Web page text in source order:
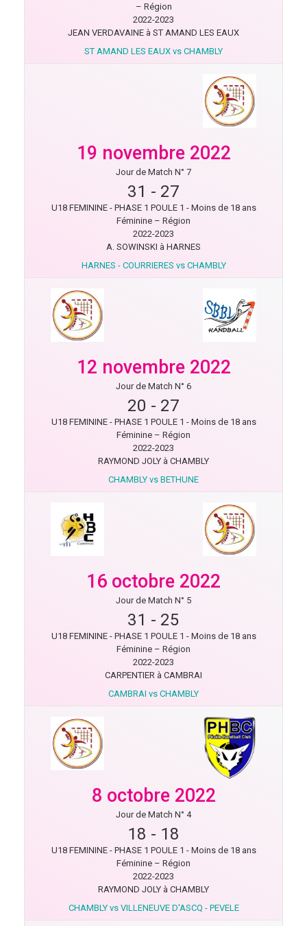
– Région
2022-2023
JEAN VERDAVAINE à ST AMAND LES EAUX
ST AMAND LES EAUX vs CHAMBLY
19 novembre 2022
Jour de Match N° 7
31 - 27
U18 FEMININE - PHASE 1 POULE 1 - Moins de 18 ans
Féminine – Région
2022-2023
A. SOWINSKI à HARNES
HARNES - COURRIERES vs CHAMBLY
12 novembre 2022
Jour de Match N° 6
20 - 27
U18 FEMININE - PHASE 1 POULE 1 - Moins de 18 ans
Féminine – Région
2022-2023
RAYMOND JOLY à CHAMBLY
CHAMBLY vs BETHUNE
16 octobre 2022
Jour de Match N° 5
31 - 25
U18 FEMININE - PHASE 1 POULE 1 - Moins de 18 ans
Féminine – Région
2022-2023
CARPENTIER à CAMBRAI
CAMBRAI vs CHAMBLY
8 octobre 2022
Jour de Match N° 4
18 - 18
U18 FEMININE - PHASE 1 POULE 1 - Moins de 18 ans
Féminine – Région
2022-2023
RAYMOND JOLY à CHAMBLY
CHAMBLY vs VILLENEUVE D'ASCQ - PEVELE